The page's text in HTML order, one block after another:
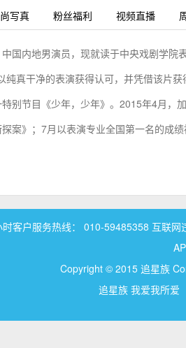
写真 粉丝福利 视频直播
国内地男演员，现就读于中央戏剧学院
真干净的表演获得认可，并凭借该片
别节目《少年，少年》。2015年4月，
案》；7月以表演专业全国第一名的成绩
时客户服务热线： 010-59485358 互联
Copyright © 2015 追星族
追星族 我爱我所爱